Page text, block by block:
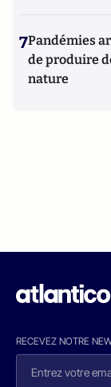
7Pandémies
de produire
nature
RECEVEZ NOTRE